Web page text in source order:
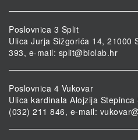
Poslovnica 3 Split
Ulica Jurja Šižgorića 14, 21000
393, e-mail: split@biolab.hr
Poslovnica 4 Vukovar
Ulica kardinala Alojzija
(032) 211 846, e-mail: